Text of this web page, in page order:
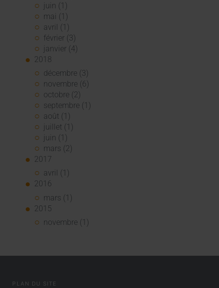
juin (1)
mai (1)
avril (1)
février (3)
janvier (4)
2018
décembre (3)
novembre (6)
octobre (2)
septembre (1)
août (1)
juillet (1)
juin (1)
mars (2)
2017
avril (1)
2016
mars (1)
2015
novembre (1)
PLAN DU SITE